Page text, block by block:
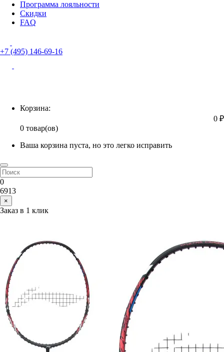
Программа лояльности
Скидки
FAQ
+7 (495) 146-69-16
Корзина:
0 ₽
0 товар(ов)
Ваша корзина пуста, но это легко исправить
0
6913
×
Заказ в 1 клик